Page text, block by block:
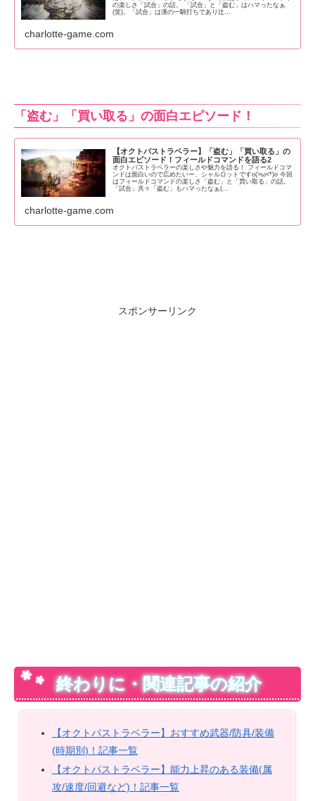
の楽しさ「試合」の話。 「試合」と「盗む」はハマったなぁ
(笑)。「試合」は漢の一騎打ちであり辻...
charlotte-game.com
「盗む」「買い取る」の面白エピソード！
【オクトパストラベラー】「盗む」「買い取る」の
面白エピソード！フィールドコマンドを語る2
オクトパストラベラーの楽しさや魅力を語る！ フィールドコマ
ンドは面白いので広めたいー、シャルロットですo(>ω<*)o 今回
はフィールドコマンドの楽しさ「盗む」と「買い取る」の話。
「試合」共々「盗む」もハマったなぁ(...
charlotte-game.com
スポンサーリンク
終わりに・関連記事の紹介
【オクトパストラベラー】おすすめ武器/防具/装備
(時期別)！記事一覧
【オクトパストラベラー】能力上昇のある装備(属
攻/速度/回避など)！記事一覧